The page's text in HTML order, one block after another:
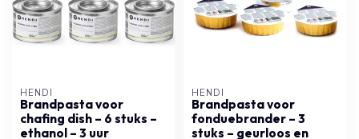
HENDI
Brandpasta voor
chafing dish – 6 stuks –
ethanol – 3 uur
HENDI
Brandpasta voor
fonduebrander – 3
stuks – geurloos en